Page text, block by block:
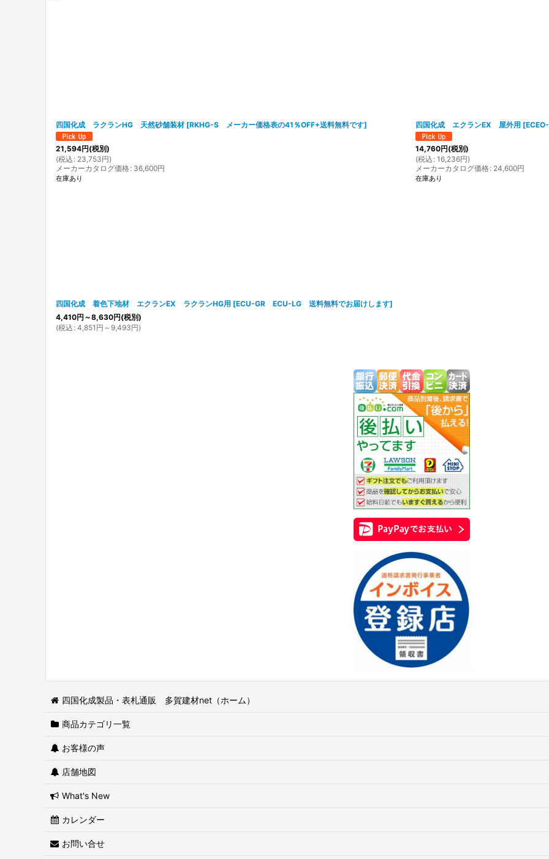
四国化成 ラクランHG 天然砂舗装材 [RKHG-S メーカー価格表の41％OFF+送料無料です]
21,594円(税別)
(税込 : 23,753円)
メーカーカタログ価格: 36,600円
在庫あり
四国化成 エクランEX 屋外用 [
14,760円(税別)
(税込 : 16,236円)
メーカーカタログ価格: 24,600円
在庫あり
四国化成 着色下地材 エクランEX ラクランHG用 [ECU-GR ECU-LG 送料無料でお届けします]
4,410円 ～8,630円(税別)
(税込 : 4,851 円 ～9,493円)
四国化成製品・表札通販 多賀建材net（ホーム）
商品カテゴリ一覧
お客様の声
店舗地図
What's New
カレンダー
お問い合せ